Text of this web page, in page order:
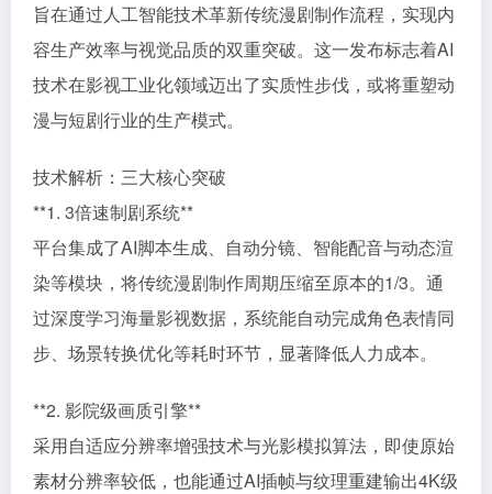
旨在通过人工智能技术革新传统漫剧制作流程，实现内
容生产效率与视觉品质的双重突破。这一发布标志着AI
技术在影视工业化领域迈出了实质性步伐，或将重塑动
漫与短剧行业的生产模式。
技术解析：三大核心突破
**1. 3倍速制剧系统**
平台集成了AI脚本生成、自动分镜、智能配音与动态渲
染等模块，将传统漫剧制作周期压缩至原本的1/3。通
过深度学习海量影视数据，系统能自动完成角色表情同
步、场景转换优化等耗时环节，显著降低人力成本。
**2. 影院级画质引擎**
采用自适应分辨率增强技术与光影模拟算法，即使原始
素材分辨率较低，也能通过AI插帧与纹理重建输出4K级